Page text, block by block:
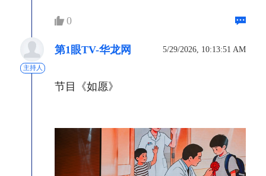
0
主持人
第1眼TV-华龙网 5/29/2026, 10:13:51 AM
节目《如愿》